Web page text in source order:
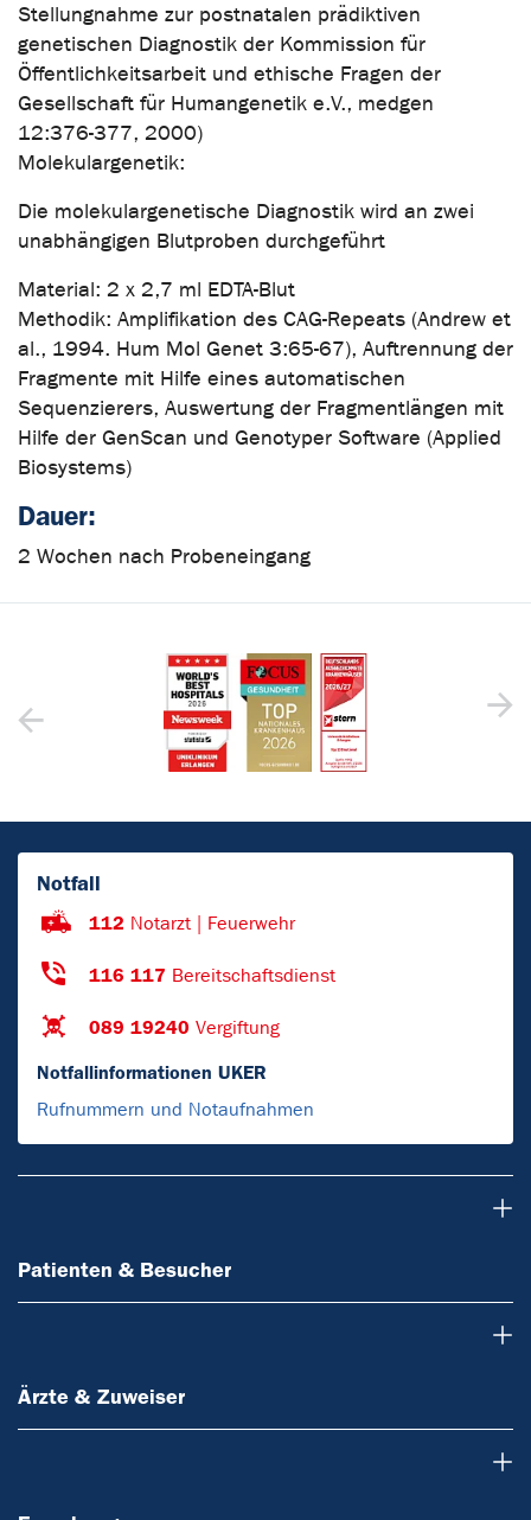
Stellungnahme zur postnatalen prädiktiven
genetischen Diagnostik der Kommission für
Öffentlichkeitsarbeit und ethische Fragen der
Gesellschaft für Humangenetik e.V., medgen
12:376-377, 2000)
Molekulargenetik:
Die molekulargenetische Diagnostik wird an zwei
unabhängigen Blutproben durchgeführt
Material: 2 x 2,7 ml EDTA-Blut
Methodik: Amplifikation des CAG-Repeats (Andrew et
al., 1994. Hum Mol Genet 3:65-67), Auftrennung der
Fragmente mit Hilfe eines automatischen
Sequenzierers, Auswertung der Fragmentlängen mit
Hilfe der GenScan und Genotyper Software (Applied
Biosystems)
Dauer:
2 Wochen nach Probeneingang
Notfall
112 Notarzt | Feuerwehr
116 117 Bereitschaftsdienst
089 19240 Vergiftung
Notfallinformationen UKER
Rufnummern und Notaufnahmen
Patienten & Besucher
Ärzte & Zuweiser